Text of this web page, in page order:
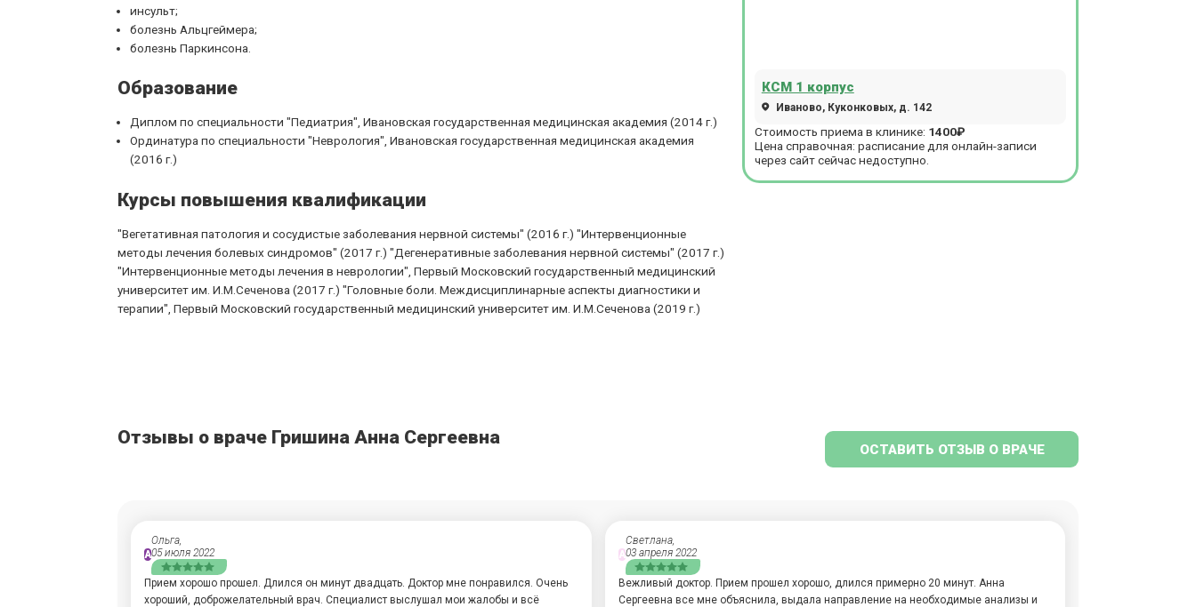
инсульт;
болезнь Альцгеймера;
болезнь Паркинсона.
Образование
Диплом по специальности "Педиатрия", Ивановская государственная медицинская академия (2014 г.)
Ординатура по специальности "Неврология", Ивановская государственная медицинская академия
(2016 г.)
Курсы повышения квалификации
"Вегетативная патология и сосудистые заболевания нервной системы" (2016 г.) "Интервенционные
методы лечения болевых синдромов" (2017 г.) "Дегенеративные заболевания нервной системы" (2017 г.)
"Интервенционные методы лечения в неврологии", Первый Московский государственный медицинский
университет им. И.М.Сеченова (2017 г.) "Головные боли. Междисциплинарные аспекты диагностики и
терапии", Первый Московский государственный медицинский университет им. И.М.Сеченова (2019 г.)
КСМ 1 корпус
Иваново, Куконковых, д. 142
Стоимость приема в клинике: 1400₽
Цена справочная: расписание для онлайн-записи
через сайт сейчас недоступно.
Отзывы о враче Гришина Анна Сергеевна
ОСТАВИТЬ ОТЗЫВ О ВРАЧЕ
А
Ольга,
05 июля 2022
Прием хорошо прошел. Длился он минут двадцать. Доктор мне понравился. Очень
хороший, доброжелательный врач. Специалист выслушал мои жалобы и всё
А
Светлана,
03 апреля 2022
Вежливый доктор. Прием прошел хорошо, длился примерно 20 минут. Анна
Сергеевна все мне объяснила, выдала направление на необходимые анализы и